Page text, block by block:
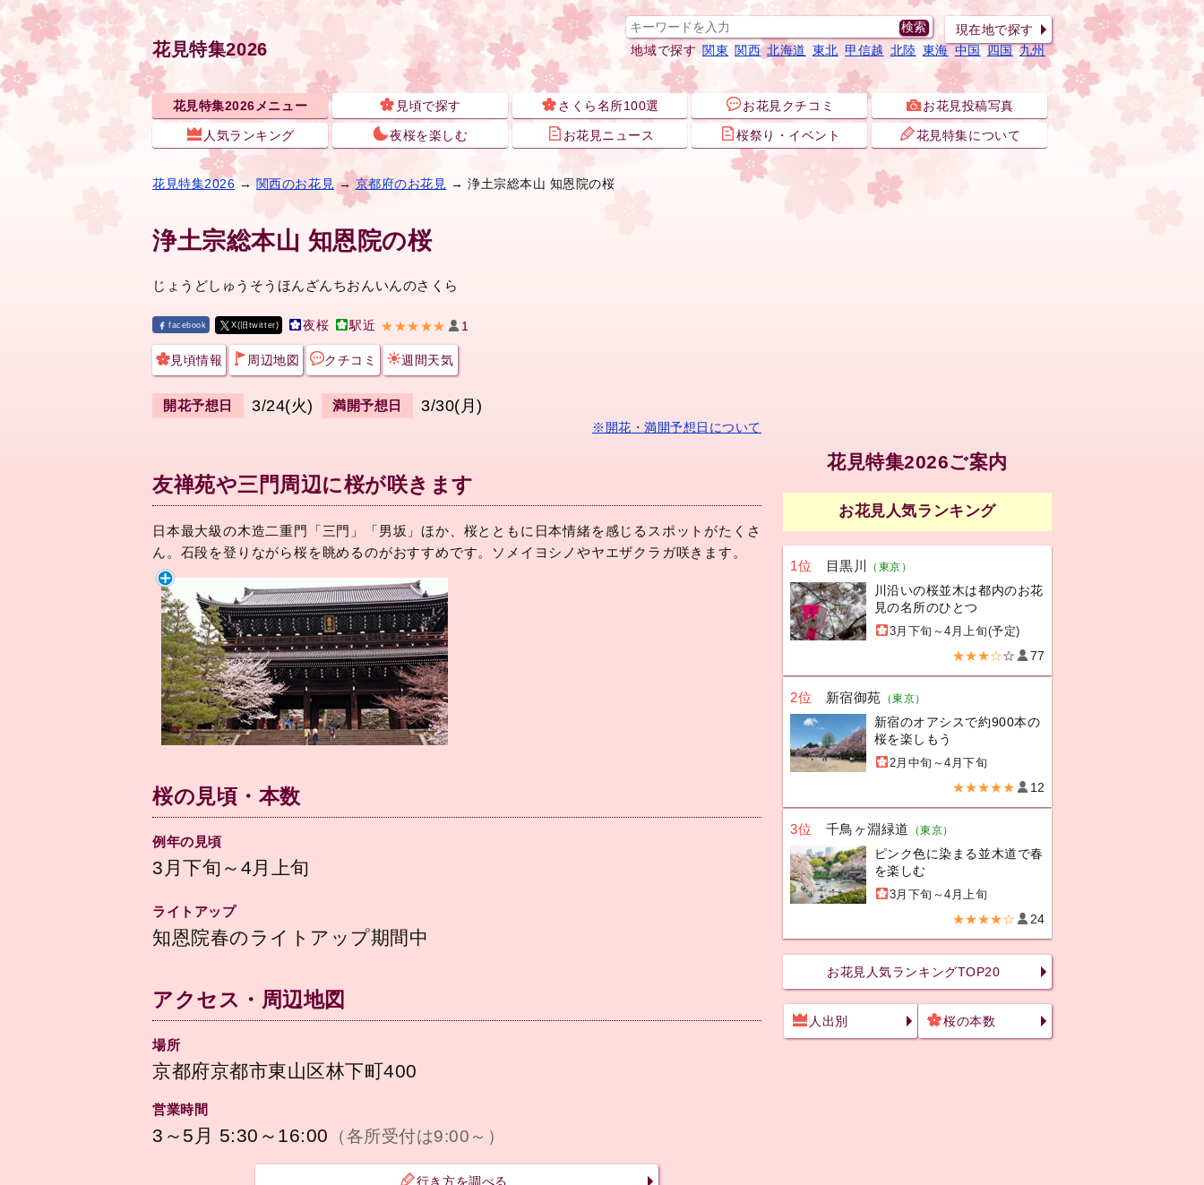
花見特集2026
現在地で探す
地域で探す 関東 関西 北海道 東北 甲信越 北陸 東海 中国 四国 九州
花見特集2026メニュー 見頃で探す さくら名所100選 お花見クチコミ お花見投稿写真
人気ランキング 夜桜を楽しむ お花見ニュース 桜祭り・イベント 花見特集について
花見特集2026 → 関西のお花見 →京都府のお花見 → 浄土宗総本山 知恩院の桜
浄土宗総本山 知恩院の桜
じょうどしゅうそうほんざんちおんいんのさくら
facebook X(旧twitter) 夜桜 駅近 ★★★★★ 1
見頃情報 周辺地図 クチコミ 週間天気
開花予想日 3/24(火) 満開予想日 3/30(月)
※開花・満開予想日について
友禅苑や三門周辺に桜が咲きます
日本最大級の木造二重門「三門」「男坂」ほか、桜とともに日本情緒を感じるスポットがたくさ
ん。石段を登りながら桜を眺めるのがおすすめです。ソメイヨシノやヤエザクラガ咲きます。
桜の見頃・本数
例年の見頃
3月下旬～4月上旬
ライトアップ
知恩院春のライトアップ期間中
アクセス・周辺地図
場所
京都府京都市東山区林下町400
営業時間
3～5月 5:30～16:00 （各所受付は9:00～）
行き方を調べる
花見特集2026ご案内
お花見人気ランキング
1位 目黒川 （東京）
川沿いの桜並木は都内のお花
見の名所のひとつ
3月下旬～4月上旬(予定)
★★★☆☆ 77
2位 新宿御苑 （東京）
新宿のオアシスで約900本の
桜を楽しもう
2月中旬～4月下旬
★★★★★ 12
3位 千鳥ヶ淵緑道 （東京）
ピンク色に染まる並木道で春
を楽しむ
3月下旬～4月上旬
★★★★☆ 24
お花見人気ランキングTOP20
人出別 桜の本数